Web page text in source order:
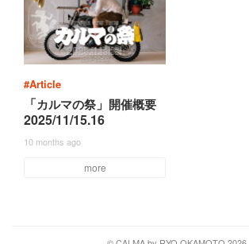
#Article
「カルマの祭 」 開催概要
2025/11/15.16
10 months ago
more